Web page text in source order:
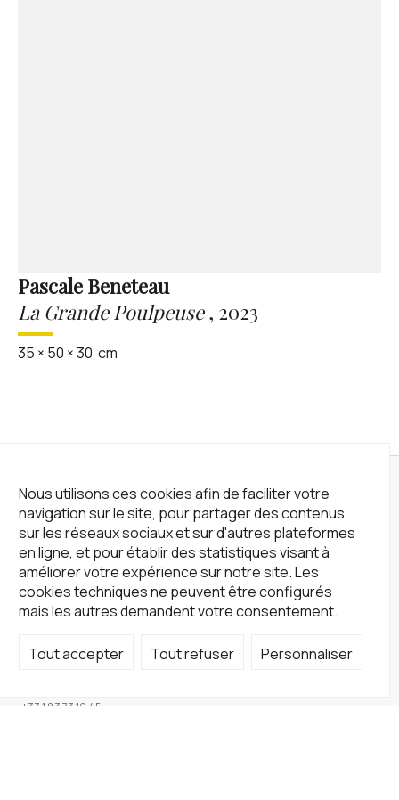
Nous utilisons ces cookies afin de faciliter votre
navigation sur le site, pour partager des contenus
sur les réseaux sociaux et sur d'autres plateformes
en ligne, et pour établir des statistiques visant à
améliorer votre expérience sur notre site. Les
cookies techniques ne peuvent être configurés
mais les autres demandent votre consentement.
Tout accepter Tout refuser Personnaliser
Pascale Beneteau
La Grande Poulpeuse, 2023
35 × 50 ×30 cm
Not a Gallery
+33 1 83 73 19 45